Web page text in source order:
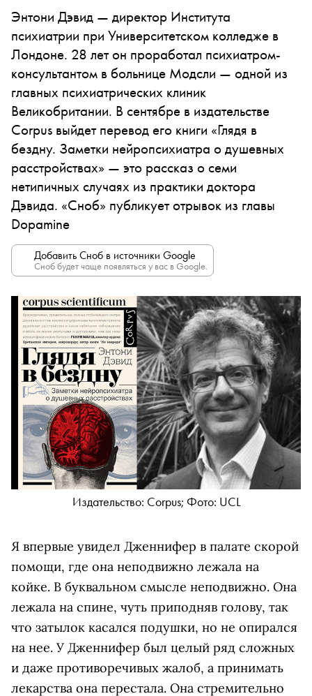
Энтони Дэвид — директор Института
психиатрии при Университетском колледже в
Лондоне. 28 лет он проработал психиатром-
консультантом в больнице Модсли — одной из
главных психиатрических клиник
Великобритании. В сентябре в издательстве
Corpus выйдет перевод его книги «Глядя в
бездну. Заметки нейропсихиатра о душевных
расстройствах» — это рассказ о семи
нетипичных случаях из практики доктора
Дэвида. «Сноб» публикует отрывок из главы
Dopamine
Добавить Сноб в источники Google
Сноб будет чаще появляться у вас в Google.
Издательство: Corpus; Фото: UCL
Я впервые увидел Дженнифер в палате скорой
помощи, где она неподвижно лежала на
койке. В буквальном смысле неподвижно. Она
лежала на спине, чуть приподняв голову, так
что затылок касался подушки, но не опирался
на нее. У Дженнифер был целый ряд сложных
и даже противоречивых жалоб, а принимать
лекарства она перестала. Она стремительно